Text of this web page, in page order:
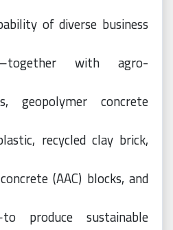
of diverse business
with agro-
geopolymer concrete
recycled clay brick,
(AAC) blocks, and
produce sustainable